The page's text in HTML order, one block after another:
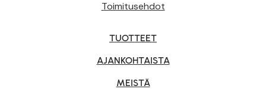
Toimitusehdot
TUOTTEET
AJANKOHTAISTA
MEISTÄ